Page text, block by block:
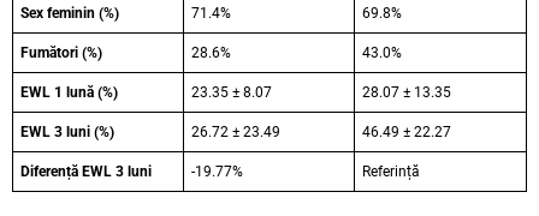
Sex feminin (%) 71.4% 69.8%
Fumători (%) 28.6% 43.0%
EWL 1 lună (%) 23.35 ± 8.07 28.07 ± 13.35
EWL 3 luni (%) 26.72 ± 23.49 46.49 ± 22.27
Diferență EWL 3 luni -19.77% Referință